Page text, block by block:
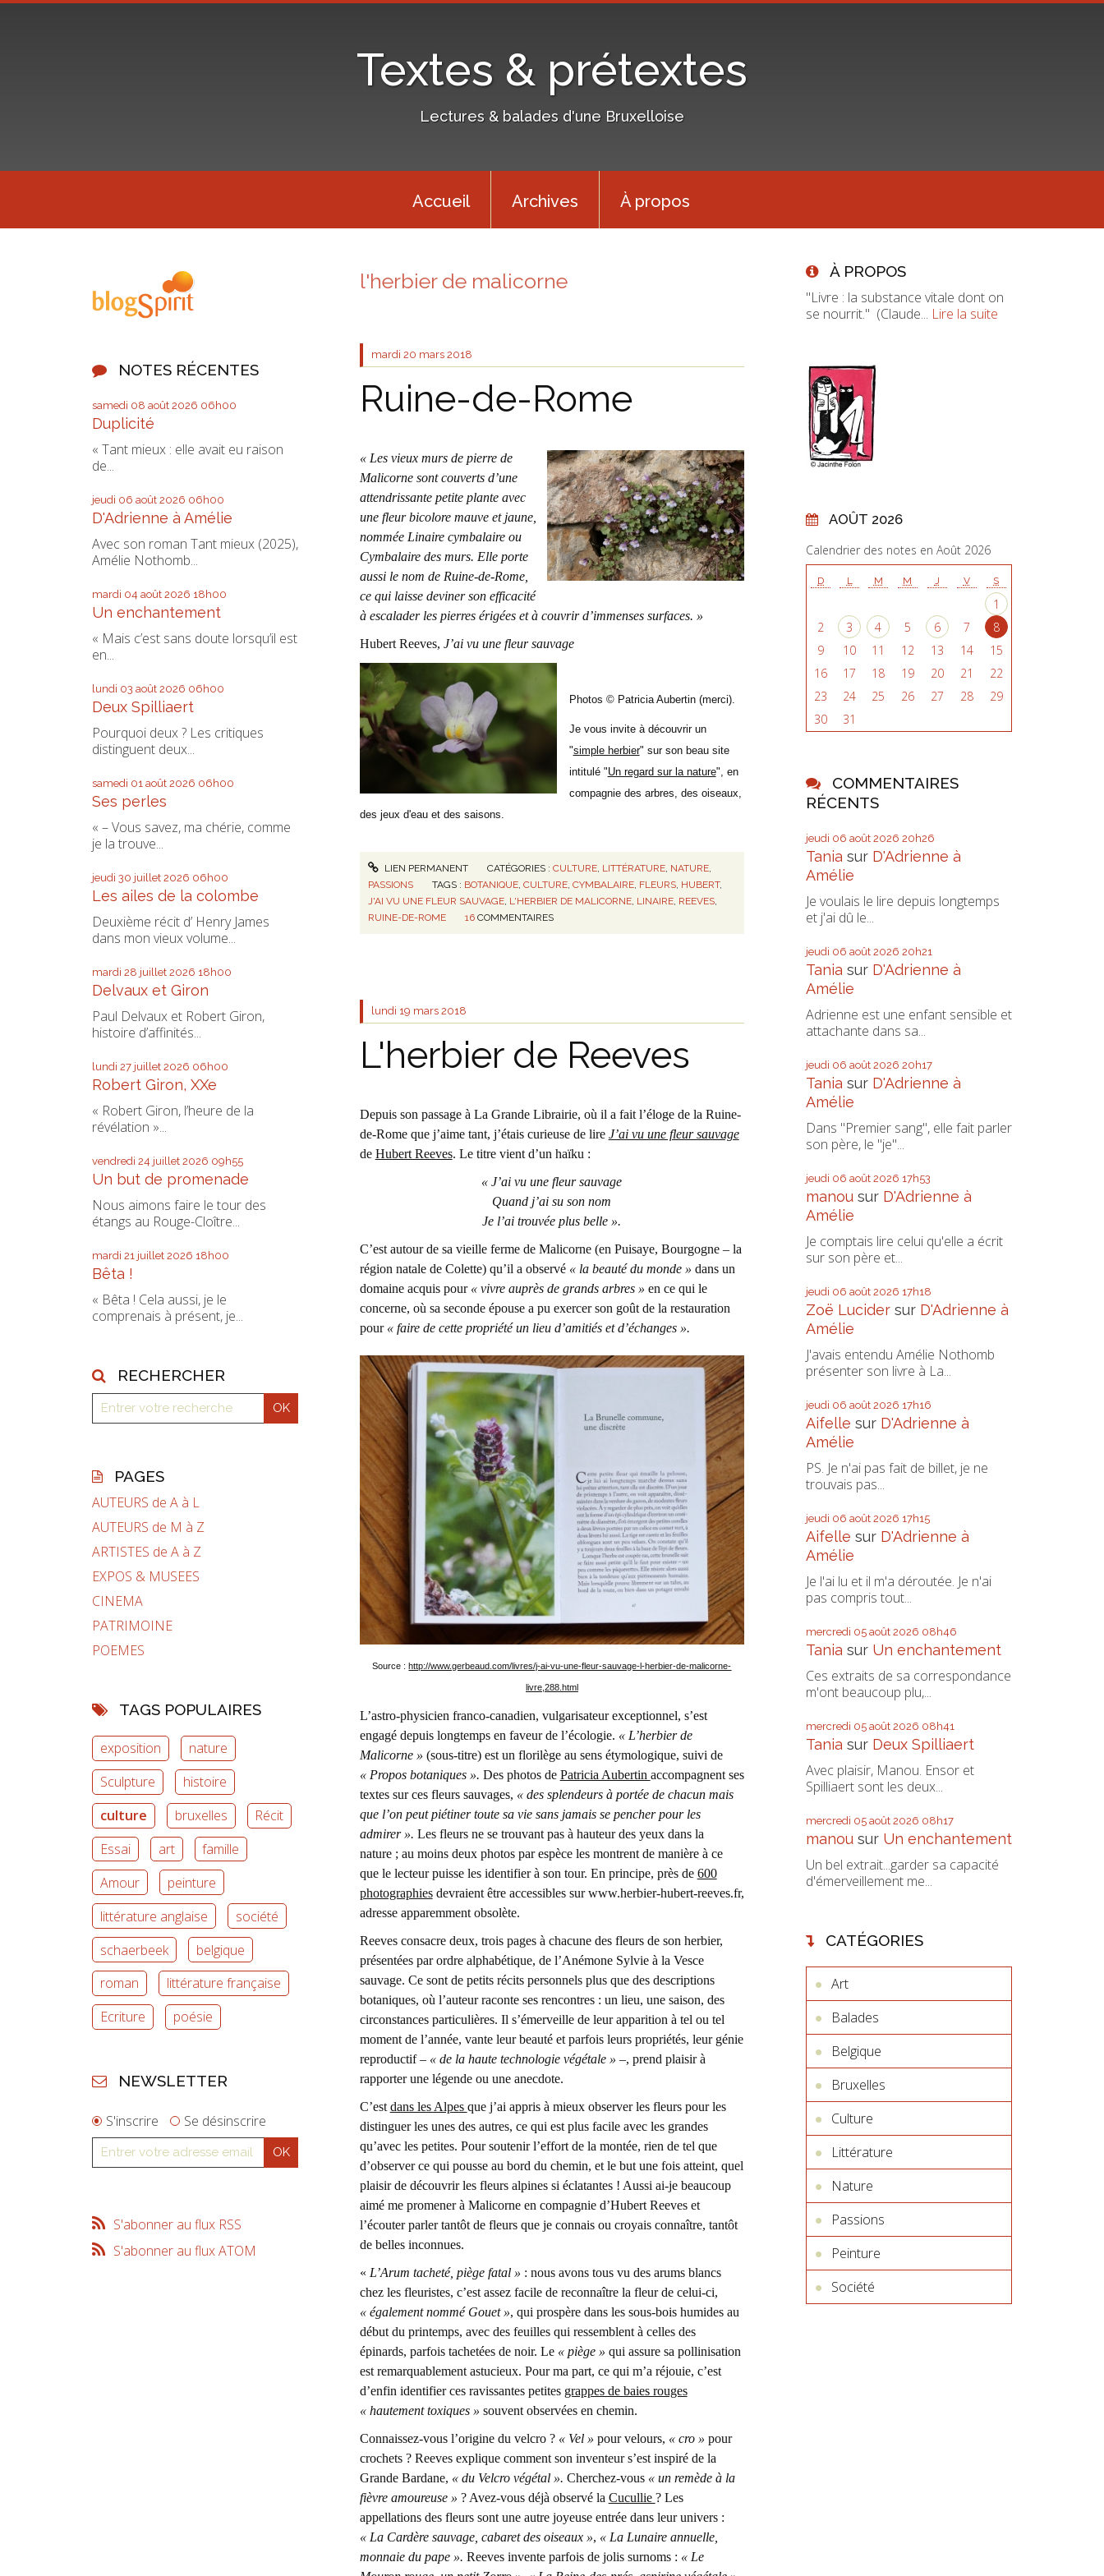
Textes & prétextes
Lectures & balades d'une Bruxelloise
Accueil Archives À propos
NOTES RÉCENTES
samedi 08 août 2026 06h00
Duplicité
« Tant mieux : elle avait eu raison
de...
jeudi 06 août 2026 06h00
D'Adrienne à Amélie
Avec son roman Tant mieux (2025),
Amélie Nothomb...
mardi 04 août 2026 18h00
Un enchantement
« Mais c’est sans doute lorsqu’il est
en...
lundi 03 août 2026 06h00
Deux Spilliaert
Pourquoi deux ? Les critiques
distinguent deux...
samedi 01 août 2026 06h00
Ses perles
« – Vous savez, ma chérie, comme
je la trouve...
jeudi 30 juillet 2026 06h00
Les ailes de la colombe
Deuxième récit d’ Henry James
dans mon vieux volume...
mardi 28 juillet 2026 18h00
Delvaux et Giron
Paul Delvaux et Robert Giron,
histoire d’affinités...
lundi 27 juillet 2026 06h00
Robert Giron, XXe
« Robert Giron, l’heure de la
révélation »...
vendredi 24 juillet 2026 09h55
Un but de promenade
Nous aimons faire le tour des
étangs au Rouge-Cloître...
mardi 21 juillet 2026 18h00
Bêta !
« Bêta ! Cela aussi, je le
comprenais à présent, je...
RECHERCHER
PAGES
AUTEURS de A à L
AUTEURS de M à Z
ARTISTES de A à Z
EXPOS & MUSEES
CINEMA
PATRIMOINE
POEMES
TAGS POPULAIRES
exposition
nature
Sculpture
histoire
culture
bruxelles
Récit
Essai
art
famille
Amour
peinture
littérature anglaise
société
schaerbeek
belgique
roman
littérature française
Ecriture
poésie
NEWSLETTER
S'inscrire Se désinscrire
S'abonner au flux RSS
S'abonner au flux ATOM
l'herbier de malicorne
mardi 20 mars 2018
Ruine-de-Rome
« Les vieux murs de pierre de
Malicorne sont couverts d’une
attendrissante petite plante avec
une fleur bicolore mauve et jaune,
nommée Linaire cymbalaire ou
Cymbalaire des murs. Elle porte
aussi le nom de Ruine-de-Rome,
ce qui laisse deviner son efficacité
à escalader les pierres érigées et à couvrir d’immenses surfaces. »
Hubert Reeves, J’ai vu une fleur sauvage
Photos © Patricia Aubertin (merci).
Je vous invite à découvrir un
"simple herbier" sur son beau site
intitulé "Un regard sur la nature", en
compagnie des arbres, des oiseaux,
des jeux d'eau et des saisons.
LIEN PERMANENT CATÉGORIES :CULTURE LITTÉRATURE NATURE
PASSIONS
TAGS : BOTANIQUE, CULTURE, CYMBALAIRE, FLEURS, HUBERT,
J'AI VU UNE FLEUR SAUVAGE, L'HERBIER DE MALICORNE, LINAIRE, REEVES,
RUINE-DE-ROME
16 COMMENTAIRES
lundi 19 mars 2018
L'herbier de Reeves
Depuis son passage à La Grande Librairie, où il a fait l’éloge de la Ruine-
de-Rome que j’aime tant, j’étais curieuse de lire J’ai vu une fleur sauvage
de Hubert Reeves. Le titre vient d’un haïku :
« J’ai vu une fleur sauvage
Quand j’ai su son nom
Je l’ai trouvée plus belle ».
C’est autour de sa vieille ferme de Malicorne (en Puisaye, Bourgogne – la
région natale de Colette) qu’il a observé « la beauté du monde » dans un
domaine acquis pour « vivre auprès de grands arbres » en ce qui le
concerne, où sa seconde épouse a pu exercer son goût de la restauration
pour « faire de cette propriété un lieu d’amitiés et d’échanges ».
Source : http://www.gerbeaud.com/livres/j-ai-vu-une-fleur-sauvage-l-herbier-de-malicorne-
livre,288.html
L’astro-physicien franco-canadien, vulgarisateur exceptionnel, s’est
engagé depuis longtemps en faveur de l’écologie. « L’herbier de
Malicorne » (sous-titre) est un florilège au sens étymologique, suivi de
« Propos botaniques ». Des photos de Patricia Aubertin accompagnent ses
textes sur ces fleurs sauvages, « des splendeurs à portée de chacun mais
que l’on peut piétiner toute sa vie sans jamais se pencher pour les
admirer ». Les fleurs ne se trouvant pas à hauteur des yeux dans la
nature ; au moins deux photos par espèce les montrent de manière à ce
que le lecteur puisse les identifier à son tour. En principe, près de 600
photographiesdevraient être accessibles sur www.herbier-hubert-reeves.fr,
adresse apparemment obsolète.
Reeves consacre deux, trois pages à chacune des fleurs de son herbier,
présentées par ordre alphabétique, de l’Anémone Sylvie à la Vesce
sauvage. Ce sont de petits récits personnels plus que des descriptions
botaniques, où l’auteur raconte ses rencontres : un lieu, une saison, des
circonstances particulières. Il s’émerveille de leur apparition à tel ou tel
moment de l’année, vante leur beauté et parfois leurs propriétés, leur génie
reproductif –« de la haute technologie végétale » –, prend plaisir à
rapporter une légende ou une anecdote.
C’est dans les Alpes que j’ai appris à mieux observer les fleurs pour les
distinguer les unes des autres, ce qui est plus facile avec les grandes
qu’avec les petites. Pour soutenir l’effort de la montée, rien de tel que
d’observer ce qui pousse au bord du chemin, et le but une fois atteint, quel
plaisir de découvrir les fleurs alpines si éclatantes ! Aussi ai-je beaucoup
aimé me promener à Malicorne en compagnie d’Hubert Reeves et
l’écouter parler tantôt de fleurs que je connais ou croyais connaître, tantôt
de belles inconnues.
« L’Arum tacheté, piège fatal » : nous avons tous vu des arums blancs
chez les fleuristes, c’est assez facile de reconnaître la fleur de celui-ci,
« également nommé Gouet », qui prospère dans les sous-bois humides au
début du printemps, avec des feuilles qui ressemblent à celles des
épinards, parfois tachetées de noir. Le « piège » qui assure sa pollinisation
est remarquablement astucieux. Pour ma part, ce qui m’a réjouie, c’est
d’enfin identifier ces ravissantes petites grappes de baies rouges
« hautement toxiques » souvent observées en chemin.
Connaissez-vous l’origine du velcro ? « Vel » pour velours, « cro » pour
crochets ? Reeves explique comment son inventeur s’est inspiré de la
Grande Bardane, « du Velcro végétal ». Cherchez-vous « un remède à la
fièvre amoureuse » ? Avez-vous déjà observé la Cucullie ? Les
appellations des fleurs sont une autre joyeuse entrée dans leur univers :
« La Cardère sauvage, cabaret des oiseaux », « La Lunaire annuelle,
monnaie du pape ». Reeves invente parfois de jolis surnoms : « Le
À PROPOS
"Livre : la substance vitale dont on
se nourrit." (Claude... Lire la suite
AOÛT 2026
Calendrier des notes en Août 2026
D L M M J V S
1
2
3 4 5 6 7
8
9
10 11 12 13 14
15
16
17 18 19 20 21
22
23
24 25 26 27 28
29
30
31
COMMENTAIRES
RÉCENTS
jeudi 06 août 2026 20h26
Tania sur D'Adrienne à
Amélie
Je voulais le lire depuis longtemps
et j'ai dû le...
jeudi 06 août 2026 20h21
Tania sur D'Adrienne à
Amélie
Adrienne est une enfant sensible et
attachante dans sa...
jeudi 06 août 2026 20h17
Tania sur D'Adrienne à
Amélie
Dans "Premier sang", elle fait parler
son père, le "je"...
jeudi 06 août 2026 17h53
manousur D'Adrienne à
Amélie
Je comptais lire celui qu'elle a écrit
sur son père et...
jeudi 06 août 2026 17h18
Zoë Lucidersur D'Adrienne à
Amélie
J'avais entendu Amélie Nothomb
présenter son livre à La...
jeudi 06 août 2026 17h16
Aifelle sur D'Adrienne à
Amélie
PS. Je n'ai pas fait de billet, je ne
trouvais pas...
jeudi 06 août 2026 17h15
Aifelle sur D'Adrienne à
Amélie
Je l'ai lu et il m'a déroutée. Je n'ai
pas compris tout...
mercredi 05 août 2026 08h46
Tania sur Un enchantement
Ces extraits de sa correspondance
m'ont beaucoup plu,...
mercredi 05 août 2026 08h41
Tania sur Deux Spilliaert
Avec plaisir, Manou. Ensor et
Spilliaert sont les deux...
mercredi 05 août 2026 08h17
manousur Un enchantement
Un bel extrait...garder sa capacité
d'émerveillement me...
CATÉGORIES
Art
Balades
Belgique
Bruxelles
Culture
Littérature
Nature
Passions
Peinture
Société